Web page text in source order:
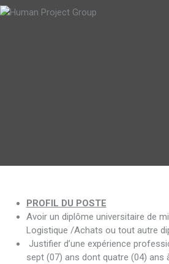
PROFIL DU POSTE
Avoir un diplôme universitaire de
Logistique /Achats ou tout autre
Justifier d’une expérience
sept (07) ans dont quatre (04) ans